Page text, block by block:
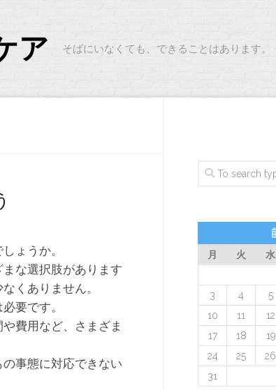
ア そばにいなくても、できることはあります。
ょうか。
な選択肢があります
くありません。
要です。
費用など、さまざま
事態に対応できない
月
火 水
3
4 5
10
11 12
17
18 19
24
25 26
31